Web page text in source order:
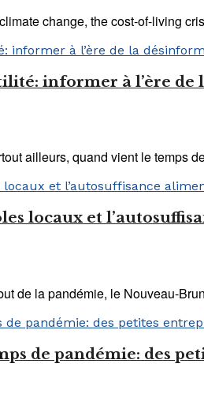
change, the cost-of-living
informer à l’ère
ailleurs, quand vient le temps
locaux et
de la pandémie, le Nouveau-
de pandémie: des